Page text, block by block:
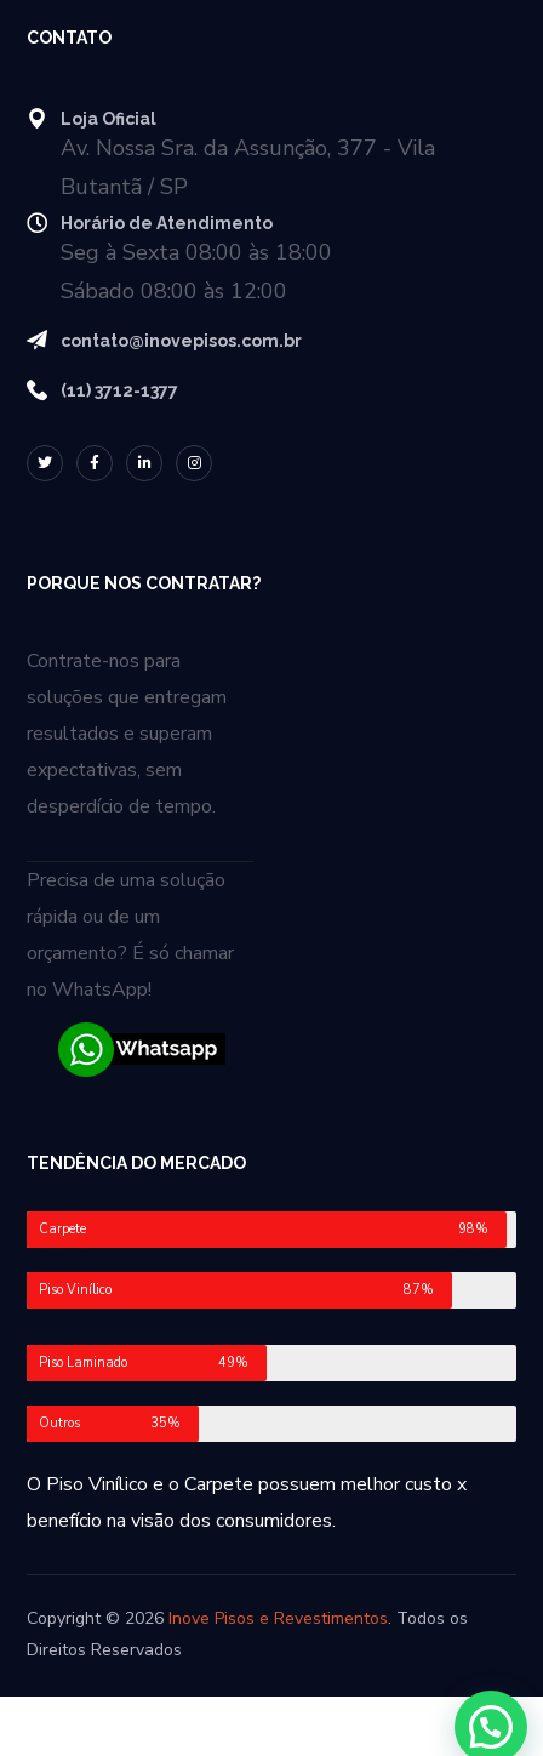
CONTATO
Loja Oficial
Av. Nossa Sra. da Assunção, 377 - Vila
Butantã / SP
Horário de Atendimento
Seg à Sexta 08:00 às 18:00
Sábado 08:00 às 12:00
contato@inovepisos.com.br
(11) 3712-1377
PORQUE NOS CONTRATAR?
Contrate-nos para
soluções que entregam
resultados e superam
expectativas, sem
desperdício de tempo.
Precisa de uma solução
rápida ou de um
orçamento? É só chamar
no WhatsApp!
TENDÊNCIA DO MERCADO
Carpete 98%
Piso Vinílico 87%
Piso Laminado 49%
Outros 35%
O Piso Vinílico e o Carpete possuem melhor custo x
benefício na visão dos consumidores.
Copyright © 2026Inove Pisos e Revestimentos. Todos os
Direitos Reservados